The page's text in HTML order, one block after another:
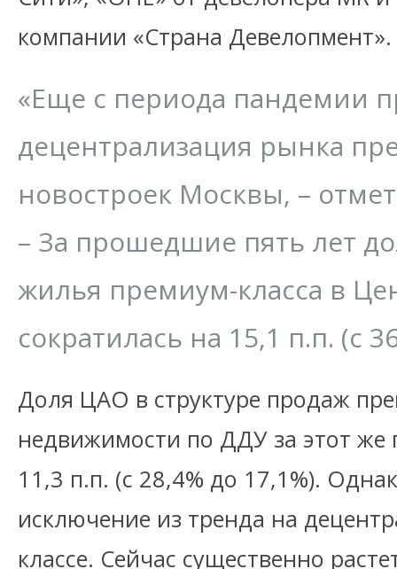
компании «Страна Девелопмент».
«Еще с периода пандемии
децентрализация рынка
новостроек Москвы, –
– За прошедшие пять лет
жилья премиум-класса в
сократилась на 15,1 п.п. (с
Доля ЦАО в структуре продаж
недвижимости по ДДУ за этот же
11,3 п.п. (с 28,4% до 17,1%).
исключение из тренда на
классе. Сейчас существенно